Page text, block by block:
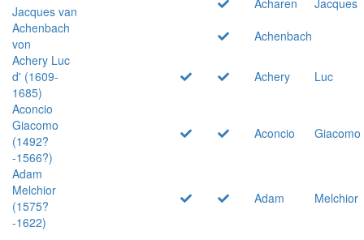
Jacques van
Achenbach
von
Achenbach
Achery Luc
d' (1609-
1685)
Achery
Luc
Aconcio
Giacomo
(1492?
-1566?)
Aconcio Giacomo
Adam
Melchior
(1575?
-1622)
Adam Melchior